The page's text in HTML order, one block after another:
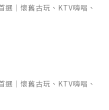
選｜懷舊古玩、KTV嗨唱、
選｜懷舊古玩、KTV嗨唱、